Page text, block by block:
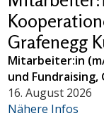
Grafenegg
Mitarbeiter:in
und
16. August 2026
Nähere Infos